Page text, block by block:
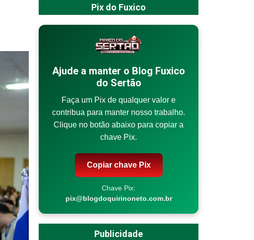
Pix do Fuxico
Ajude a manter o Blog Fuxico
do Sertão
Faça um Pix de qualquer valor e
contribua para manter nosso trabalho.
Clique no botão abaixo para copiar a
chave Pix.
Copiar chave Pix
Chave Pix:
pix@blogdoquirinoneto.com.br
Publicidade